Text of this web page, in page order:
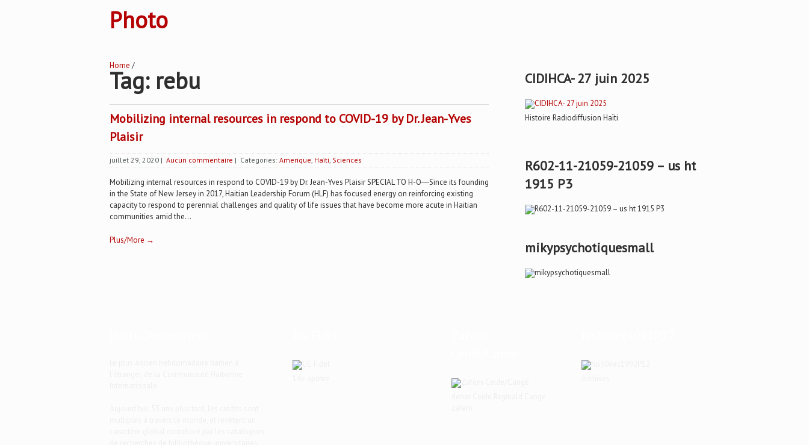
Photo
Home /
Tag: rebu
Mobilizing internal resources in respond to COVID-19 by Dr. Jean-Yves
Plaisir
juillet 29, 2020 | Aucun commentaire | Categories: Amerique, Haïti, Sciences
Mobilizing internal resources in respond to COVID-19 by Dr. Jean-Yves Plaisir SPECIAL TO H-O―Since its founding
in the State of New Jersey in 2017, Haitian Leadership Forum (HLF) has focused energy on reinforcing existing
capacity to respond to perennial challenges and quality of life issues that have become more acute in Haitian
communities amid the...
Plus/More →
CIDIHCA- 27 juin 2025
Histoire Radiodiffusion Haïti
R602-11-21059-21059 – us ht
1915 P3
mikypsychotiquesmall